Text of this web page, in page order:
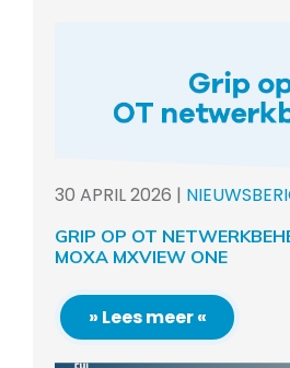
30 APRIL2026 |
GRIP OP OT
MOXA MXVIEW ONE
» Lees meer «